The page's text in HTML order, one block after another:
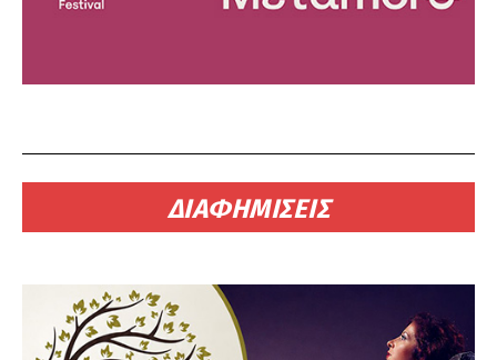
ΔΙΑΦΗΜΙΣΕΙΣ